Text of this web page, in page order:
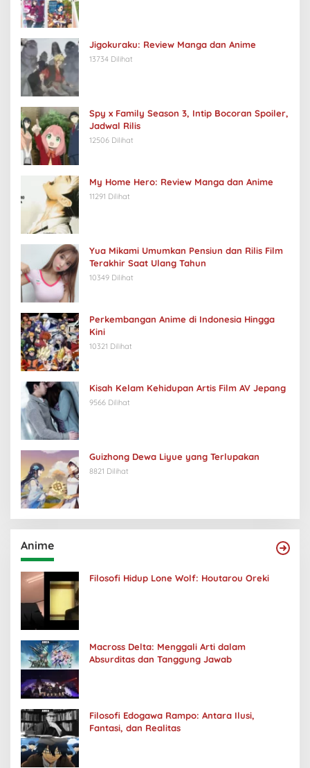
Jigokuraku: Review Manga dan Anime
13734 Dilihat
Spy x Family Season 3, Intip Bocoran Spoiler,
Jadwal Rilis
12506 Dilihat
My Home Hero: Review Manga dan Anime
11291 Dilihat
Yua Mikami Umumkan Pensiun dan Rilis Film
Terakhir Saat Ulang Tahun
10349 Dilihat
Perkembangan Anime di Indonesia Hingga
Kini
10321 Dilihat
Kisah Kelam Kehidupan Artis Film AV Jepang
9566 Dilihat
Guizhong Dewa Liyue yang Terlupakan
8821 Dilihat
Anime
Filosofi Hidup Lone Wolf: Houtarou Oreki
Macross Delta: Menggali Arti dalam
Absurditas dan Tanggung Jawab
Filosofi Edogawa Rampo: Antara Ilusi,
Fantasi, dan Realitas